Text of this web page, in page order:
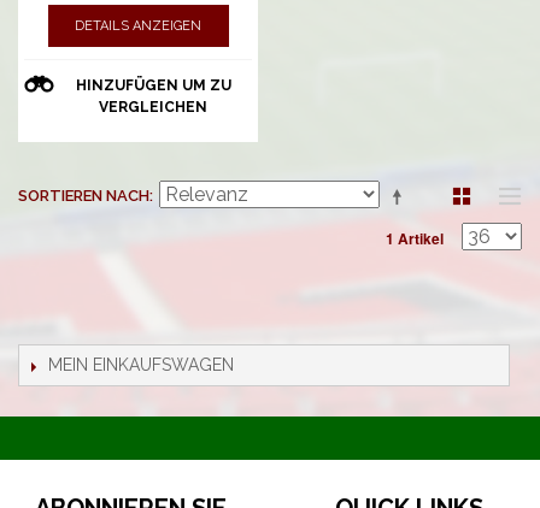
DETAILS ANZEIGEN
HINZUFÜGEN UM ZU
VERGLEICHEN
SORTIEREN NACH
1 Artikel
MEIN EINKAUFSWAGEN